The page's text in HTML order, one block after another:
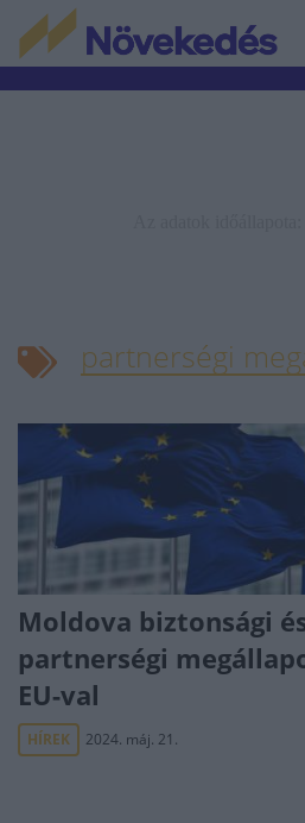
partnerségi
Moldova biztonsági
partnerségi
EU-val
HÍREK 2024. máj. 21.